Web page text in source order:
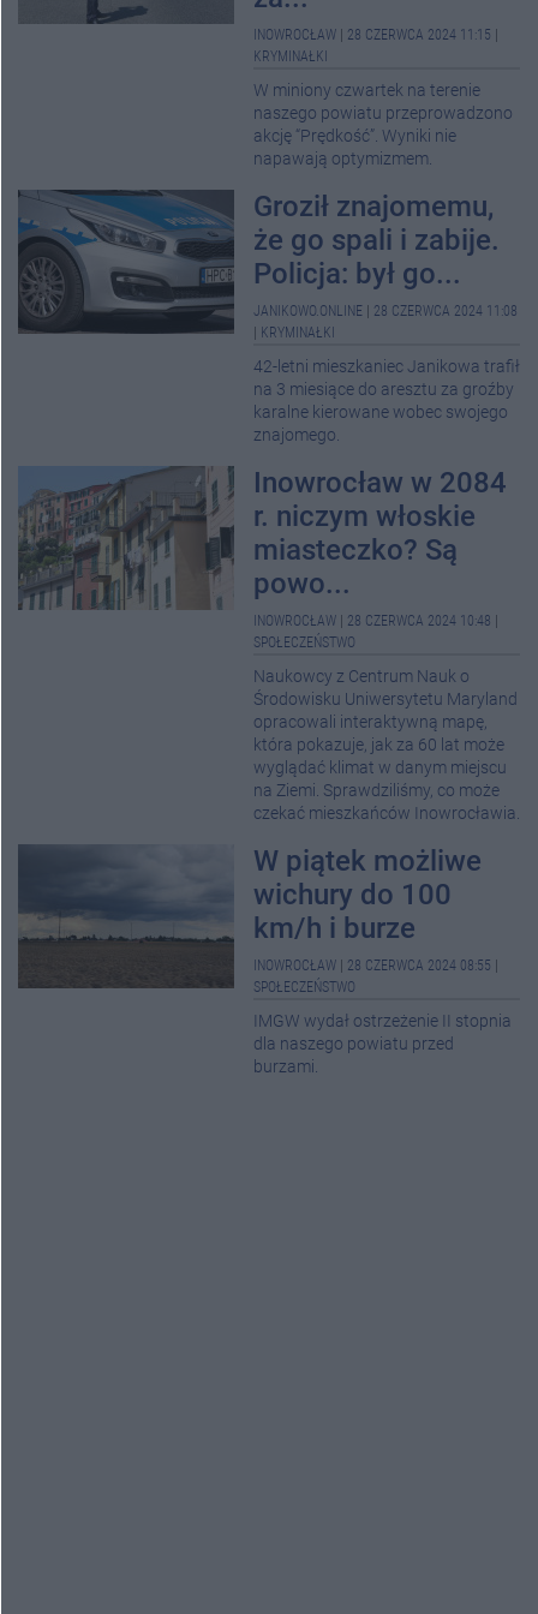
INOWROCŁAW 28 CZERWCA 2024 11:15
KRYMINAŁKI
W miniony czwartek na terenie
naszego powiatu przeprowadzono
akcję “Prędkość”. Wyniki nie
napawają optymizmem.
Groził znajomemu,
że go spali i zabije.
Policja: był go...
JANIKOWO.ONLINE
28 CZERWCA 2024 11:08
KRYMINAŁKI
42-letni mieszkaniec Janikowa trafił
na 3 miesiące do aresztu za groźby
karalne kierowane wobec swojego
znajomego.
Inowrocław w 2084
r. niczym włoskie
miasteczko? Są
powo...
INOWROCŁAW 28 CZERWCA 2024 10:48
SPOŁECZEŃSTWO
Naukowcy z Centrum Nauk o
Środowisku Uniwersytetu Maryland
opracowali interaktywną mapę,
która pokazuje, jak za 60 lat może
wyglądać klimat w danym miejscu
na Ziemi. Sprawdziliśmy, co może
czekać mieszkańców Inowrocławia.
W piątek możliwe
wichury do 100
km/h i burze
INOWROCŁAW 28 CZERWCA 2024 08:55
SPOŁECZEŃSTWO
IMGW wydał ostrzeżenie II stopnia
dla naszego powiatu przed
burzami.